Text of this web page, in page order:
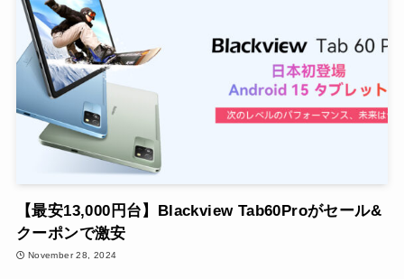
【最安13,000円台】Blackview Tab60Proがセール&
クーポンで激安
November 28, 2024